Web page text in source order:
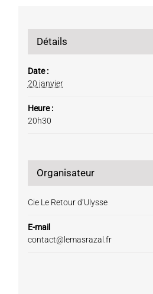
Détails
Date :
20 janvier
Heure :
20h30
Organisateur
Cie Le Retour d’Ulysse
E-mail
contact@lemasrazal.fr